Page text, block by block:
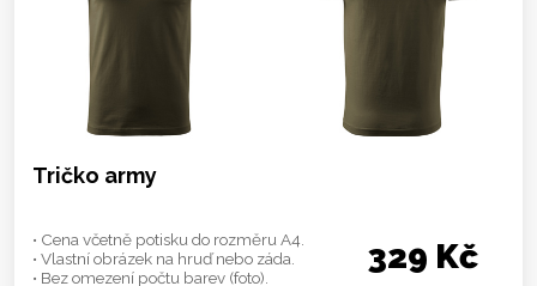
Tričko army
• Cena včetně potisku do rozměru A4.
• Vlastní obrázek na hruď nebo záda.
• Bez omezení počtu barev (foto).
329 Kč